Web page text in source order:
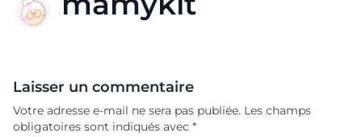
Laisser un commentaire
Votre adresse e-mail ne sera pas publiée. Les champs
obligatoires sont indiqués avec *